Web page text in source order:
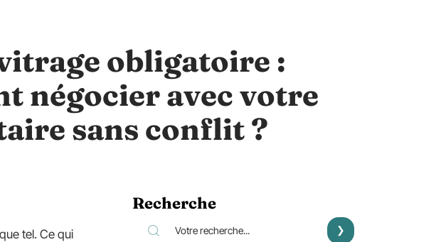
obligatoire :
négocier avec votre
sans conflit ?
tel. Ce qui
Recherche